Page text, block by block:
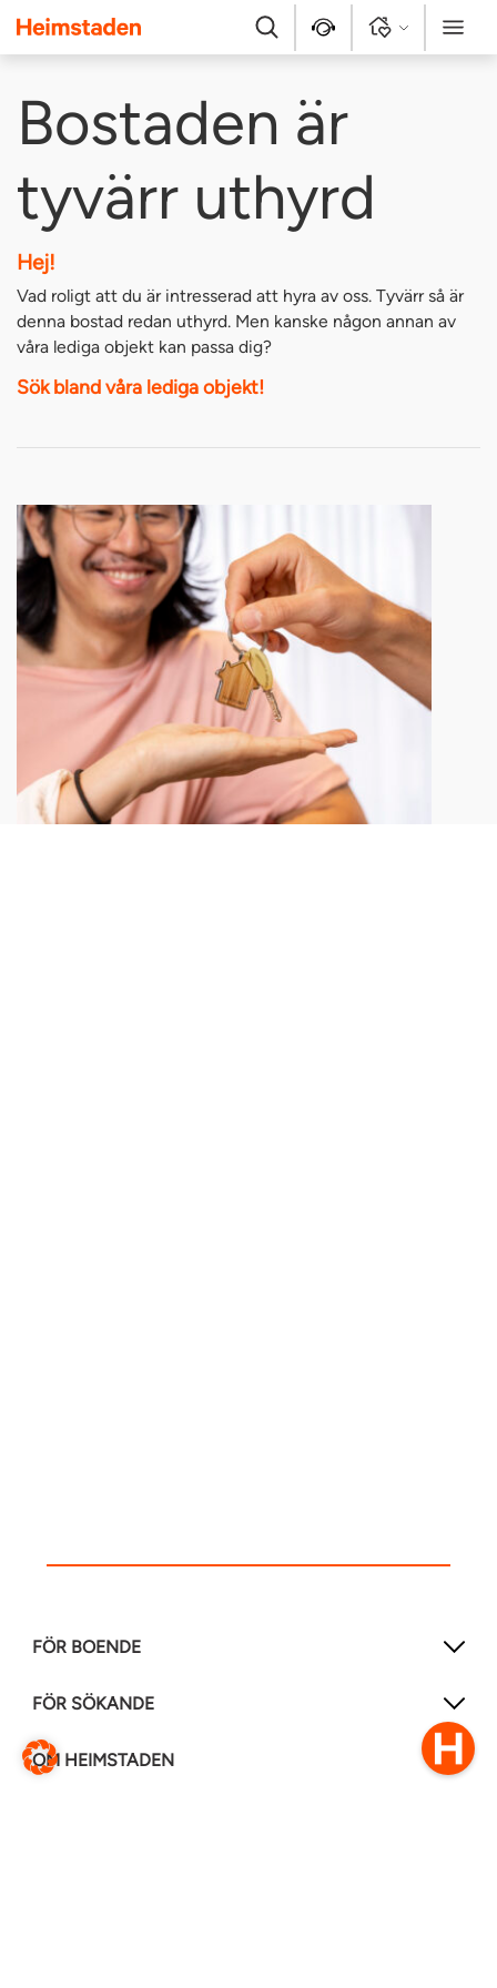
Heimstaden
Sök Kontakt Logga in Meny
Bostaden är
tyvärr uthyrd
Hej!
Vad roligt att du är intresserad att hyra av oss. Tyvärr så är
denna bostad redan uthyrd. Men kanske någon annan av
våra lediga objekt kan passa dig?
Sök bland våra lediga objekt!
FÖR BOENDE
FÖR SÖKANDE
OM HEIMSTADEN